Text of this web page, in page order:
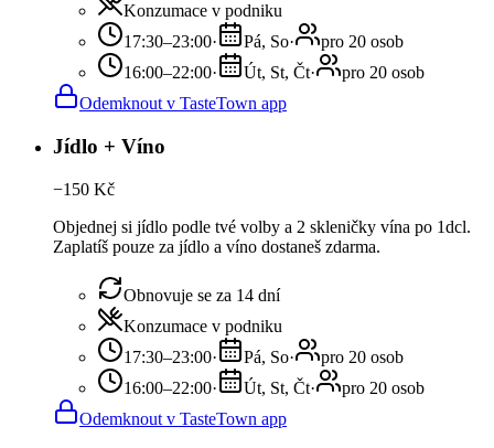
Konzumace v podniku
17:30–23:00· Pá, So·
pro 20 osob
16:00–22:00· Út, St, Čt·
pro 20 osob
Odemknout v TasteTown app
Jídlo + Víno
−150 Kč
Objednej si jídlo podle tvé volby a 2 skleničky vína po 1dcl.
Zaplatíš pouze za jídlo a víno dostaneš zdarma.
Obnovuje se za 14 dní
Konzumace v podniku
17:30–23:00· Pá, So·
pro 20 osob
16:00–22:00· Út, St, Čt·
pro 20 osob
Odemknout v TasteTown app